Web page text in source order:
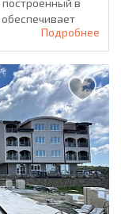
построенный в
Подробнее